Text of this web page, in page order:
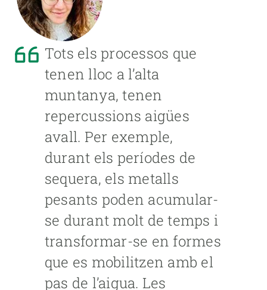
Tots els processos que
tenen lloc a l’alta
muntanya, tenen
repercussions aigües
avall. Per exemple,
durant els períodes de
sequera, els metalls
pesants poden acumular-
se durant molt de temps i
transformar-se en formes
que es mobilitzen amb el
pas de l’aigua. Les